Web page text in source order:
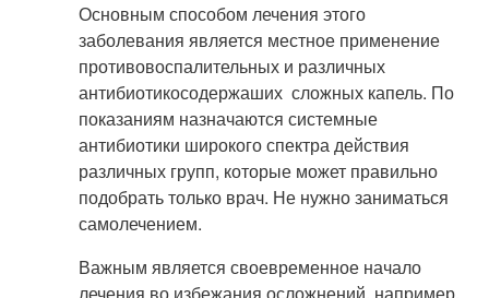
Основным способом лечения этого
заболевания является местное применение
противовоспалительных и различных
антибиотикосодержаших сложных капель. По
показаниям назначаются системные
антибиотики широкого спектра действия
различных групп, которые может правильно
подобрать только врач. Не нужно заниматься
самолечением.
Важным является своевременное начало